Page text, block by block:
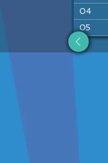
04
05
06